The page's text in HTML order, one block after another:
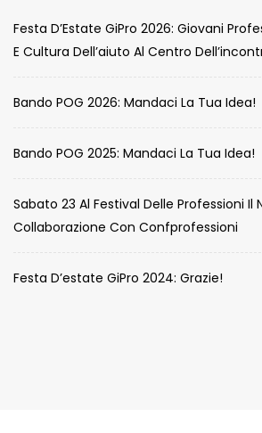
Festa D’Estate GiPro 2026: Giovani
E Cultura Dell’aiuto Al Centro
Bando POG 2026: Mandaci La Tua Idea!
Bando POG 2025: Mandaci La Tua Idea!
Sabato 23 Al Festival Delle Professioni Il
Collaborazione Con Confprofessioni
Festa D’estate GiPro 2024: Grazie!